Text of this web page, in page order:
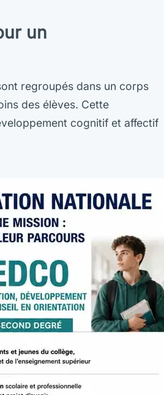
un
regroupés dans un corps
des élèves. Cette
cognitif et affectif